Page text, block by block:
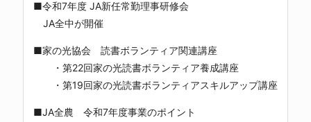
■令和7年度 JA新任常勤理事研修会
JA全中が開催
■家の光協会 読書ボランティア関連講座
・第22回家の光読書ボランティア養成講座
・第19回家の光読書ボランティアスキルアップ講座
■JA全農 令和7年度事業のポイント